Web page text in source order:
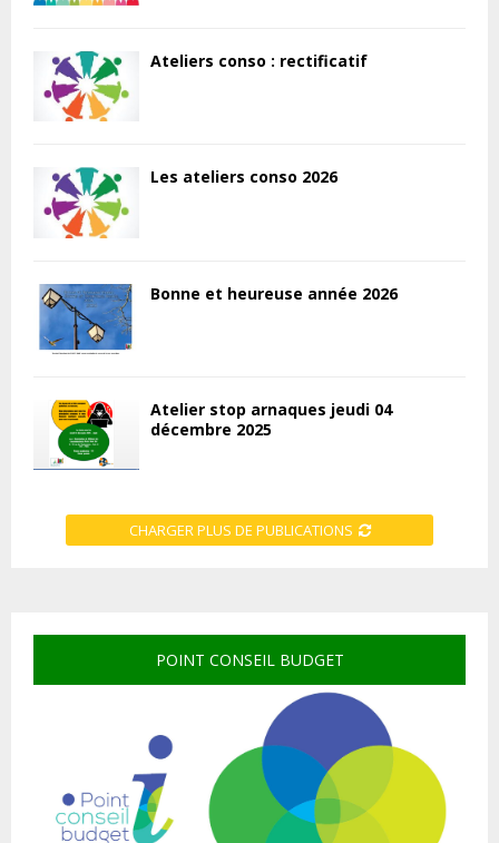
Ateliers conso : rectificatif
Les ateliers conso 2026
Bonne et heureuse année 2026
Atelier stop arnaques jeudi 04
décembre 2025
CHARGER PLUS DE PUBLICATIONS
POINT CONSEIL BUDGET